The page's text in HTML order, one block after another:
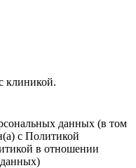
клиникой.
данных (в том
с Политикой
в отношении